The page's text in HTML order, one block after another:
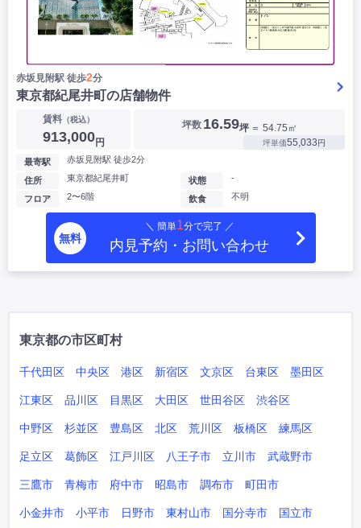
赤坂見附駅 徒歩2分
東京都紀尾井町の店舗物件
賃料（税込）
913,000円
坪数 16.59坪 ＝ 54.75㎡
坪単価55,033円
最寄駅 赤坂見附駅 徒歩2分
住所 東京都紀尾井町
フロア 2〜6階
状態 -
飲食 不明
無料
＼ 簡単1分で完了 ／
内見予約・お問い合わせ
東京都の市区町村
千代田区 中央区 港区 新宿区 文京区 台東区 墨田区
江東区 品川区 目黒区 大田区 世田谷区 渋谷区
中野区 杉並区 豊島区 北区 荒川区 板橋区 練馬区
足立区 葛飾区 江戸川区 八王子市 立川市 武蔵野市
三鷹市 青梅市 府中市 昭島市 調布市 町田市
小金井市 小平市 日野市 東村山市 国分寺市 国立市